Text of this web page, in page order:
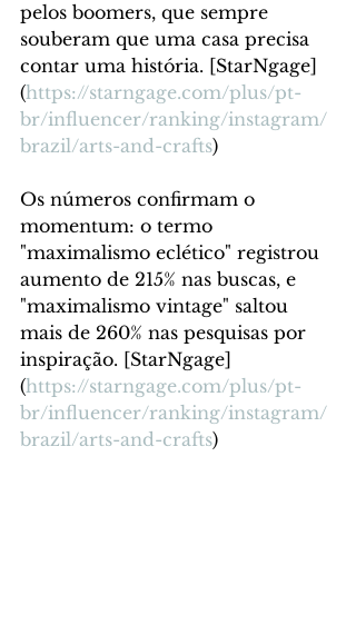
pelos boomers, que sempre
souberam que uma casa precisa
contar uma história. [StarNgage]
(https://starngage.com/plus/pt-
br/influencer/ranking/instagram/
brazil/arts-and-crafts)
Os números confirmam o
momentum: o termo
"maximalismo eclético" registrou
aumento de 215% nas buscas, e
"maximalismo vintage" saltou
mais de 260% nas pesquisas por
inspiração. [StarNgage]
(https://starngage.com/plus/pt-
br/influencer/ranking/instagram/
brazil/arts-and-crafts)